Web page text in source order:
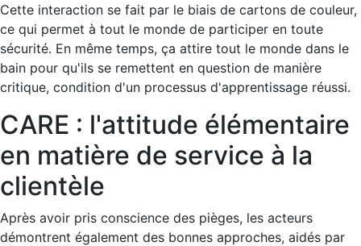
Cette interaction se fait par le biais de cartons de couleur,
ce qui permet à tout le monde de participer en toute
sécurité. En même temps, ça attire tout le monde dans le
bain pour qu'ils se remettent en question de manière
critique, condition d'un processus d'apprentissage réussi.
CARE : l'attitude élémentaire
en matière de service à la
clientèle
Après avoir pris conscience des pièges, les acteurs
démontrent également des bonnes approches, aidés par